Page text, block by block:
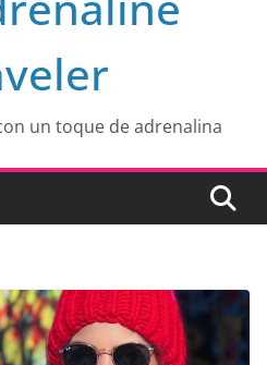
un toque de adrenalina